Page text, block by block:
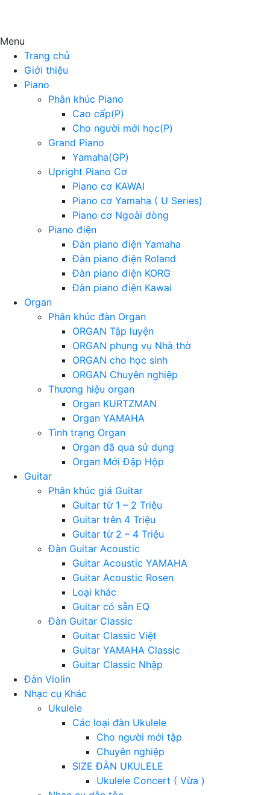
Menu
Trang chủ
Giới thiệu
Piano
Phân khúc Piano
Cao cấp(P)
Cho người mới học(P)
Grand Piano
Yamaha(GP)
Upright Piano Cơ
Piano cơ KAWAI
Piano cơ Yamaha ( U Series)
Piano cơ Ngoài dòng
Piano điện
Đàn piano điện Yamaha
Đàn piano điện Roland
Đàn piano điện KORG
Đàn piano điện Kawai
Organ
Phân khúc đàn Organ
ORGAN Tập luyện
ORGAN phụng vụ Nhà thờ
ORGAN cho học sinh
ORGAN Chuyên nghiệp
Thương hiệu organ
Organ KURTZMAN
Organ YAMAHA
Tình trạng Organ
Organ đã qua sử dụng
Organ Mới Đập Hộp
Guitar
Phân khúc giá Guitar
Guitar từ 1 – 2 Triệu
Guitar trên 4 Triệu
Guitar từ 2 – 4 Triệu
Đàn Guitar Acoustic
Guitar Acoustic YAMAHA
Guitar Acoustic Rosen
Loại khác
Guitar có sẵn EQ
Đàn Guitar Classic
Guitar Classic Việt
Guitar YAMAHA Classic
Guitar Classic Nhập
Đàn Violin
Nhạc cụ Khác
Ukulele
Các loại đàn Ukulele
Cho người mới tập
Chuyên nghiệp
SIZE ĐÀN UKULELE
Ukulele Concert ( Vừa )